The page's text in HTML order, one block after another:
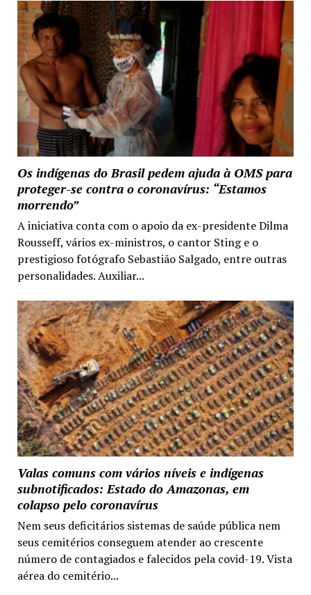
Os indígenas do Brasil pedem ajuda à OMS para
proteger-se contra o coronavírus: “Estamos
morrendo”
A iniciativa conta com o apoio da ex-presidente Dilma
Rousseff, vários ex-ministros, o cantor Sting e o
prestigioso fotógrafo Sebastião Salgado, entre outras
personalidades. Auxiliar...
Valas comuns com vários níveis e indígenas
subnotificados: Estado do Amazonas, em
colapso pelo coronavírus
Nem seus deficitários sistemas de saúde pública nem
seus cemitérios conseguem atender ao crescente
número de contagiados e falecidos pela covid-19. Vista
aérea do cemitério...